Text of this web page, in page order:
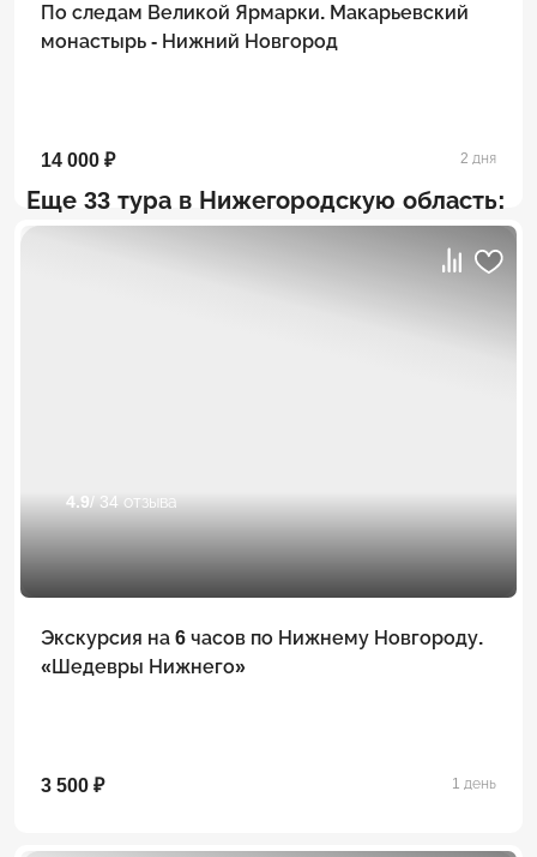
По следам Великой Ярмарки. Макарьевский
монастырь - Нижний Новгород
14 000 ₽ 2 дня
Еще 33 тура в Нижегородскую область:
4.9 / 34 отзыва
Экскурсия на 6 часов по Нижнему Новгороду.
«Шедевры Нижнего»
3 500 ₽ 1 день